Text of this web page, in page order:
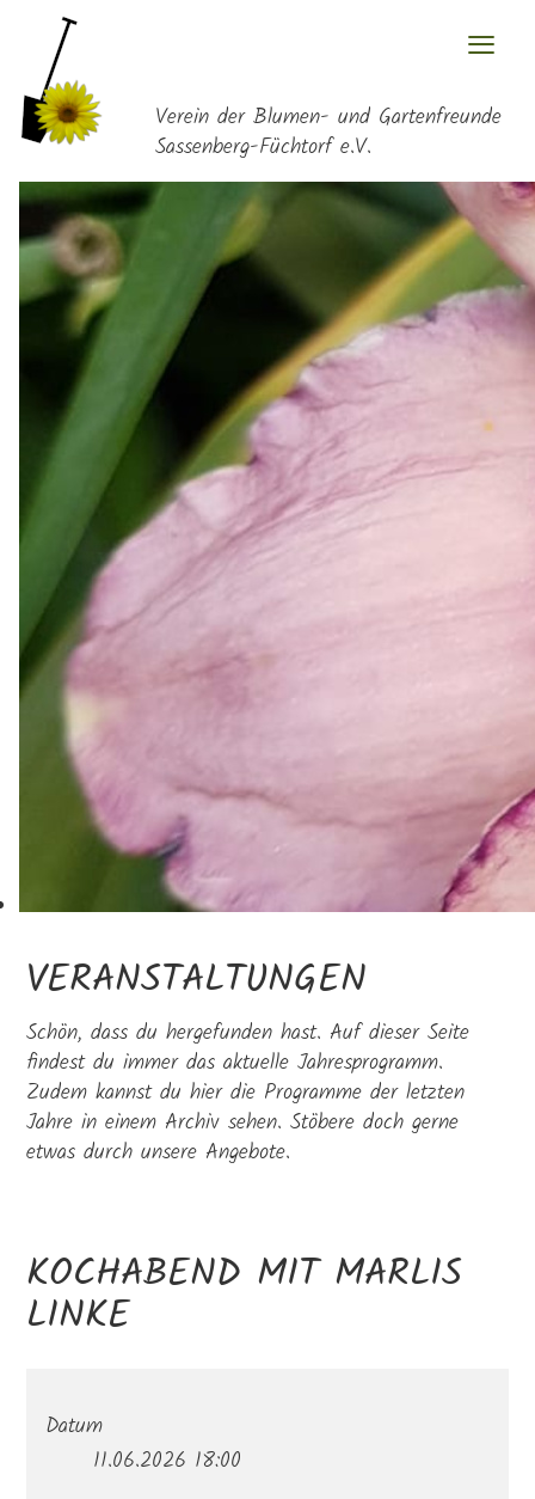
Verein der Blumen- und Gartenfreunde
Sassenberg-Füchtorf e.V.
≡
VERANSTALTUNGEN
Schön, dass du hergefunden hast. Auf dieser Seite
findest du immer das aktuelle Jahresprogramm.
Zudem kannst du hier die Programme der letzten
Jahre in einem Archiv sehen. Stöbere doch gerne
etwas durch unsere Angebote.
KOCHABEND MIT MARLIS
LINKE
Datum
11.06.2026 18:00